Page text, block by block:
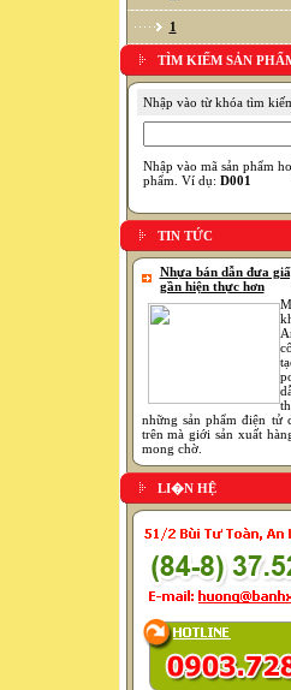
1
TÌM KIẾM SẢN
Nhập vào từ khóa tìm
Nhập vào mã sản phẩm
phẩm. Ví dụ: D001
TIN TỨC
Nhựa bán dẫn đưa
gần hiện thực hơn
những sản phẩm điện tử
trên mà giới sản xuất
mong chờ.
LI�N HỆ